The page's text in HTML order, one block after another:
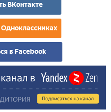
ВКонтакте
в Facebook